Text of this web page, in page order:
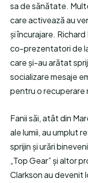
sa de sănătate.
care activează au
și încurajare.
co-prezentatori de
care și-au arătat
socializare mesaje
pentru o recuperare
Fanii săi, atât din
ale lumii, au umplut
sprijin și urări
„Top Gear” și altor
Clarkson au devenit